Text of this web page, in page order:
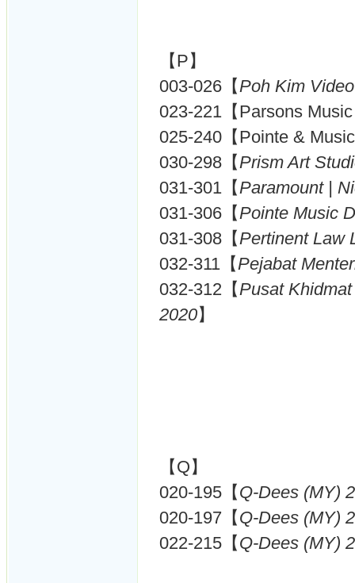
【P】
003-026【Poh Kim
023-221【Parsons
025-240【Pointe &
030-298【Prism Art
031-301【Paramount |
031-306【Pointe Music
031-308【Pertinent Law
032-311【Pejabat
032-312【Pusat
2020】
【Q】
020-195【Q-Dees (MY)
020-197【Q-Dees (MY)
022-215【Q-Dees (MY)